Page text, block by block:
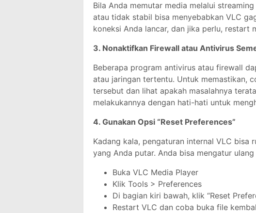
Bila Anda memutar media melalui
atau tidak stabil bisa menyebabkan VLC
koneksi Anda lancar, dan jika perlu, restart
3. Nonaktifkan Firewall atau Antivirus
Beberapa program antivirus atau firewall
atau jaringan tertentu. Untuk memastikan,
tersebut dan lihat apakah masalahnya
melakukannya dengan hati-hati untuk
4. Gunakan Opsi “Reset Preferences”
Kadang kala, pengaturan internal VLC
yang Anda putar. Anda bisa mengatur
Buka VLC Media Player
Klik Tools > Preferences
Di bagian kiri bawah, klik “Reset
Restart VLC dan coba buka file